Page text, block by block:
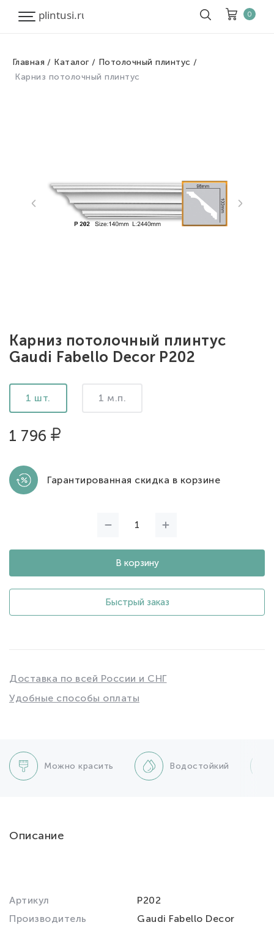
Корзина
0
Главная Каталог
Потолочный плинтус
Карниз потолочный плинтус
Карниз потолочный плинтус
Gaudi Fabello Decor P202
1 шт. 1 м.п.
1 796
Гарантированная скидка в корзине
В корзину
Быстрый заказ
Доставка по всей России и СНГ
Удобные способы оплаты
Можно красить Водостойкий
Описание
Артикул
P202
Производитель
Gaudi Fabello Decor